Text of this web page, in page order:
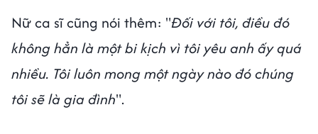
Nữ ca sĩ cũng nói thêm: "Đối với tôi, điều đó
không hẳn là một bi kịch vì tôi yêu anh ấy quá
nhiều. Tôi luôn mong một ngày nào đó chúng
tôi sẽ là gia đình".